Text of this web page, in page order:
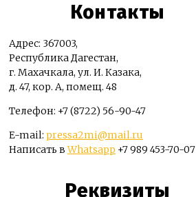
Контакты
Адрес: 367003,
Республика Дагестан,
г. Махачкала, ул. И. Казака,
д. 47, кор. А, помещ. 48
Телефон: +7 (8722) 56-90-47
E-mail: pressa2mi@mail.ru
Написать вWhatsapp +7 989 453-70-07
Реквизиты